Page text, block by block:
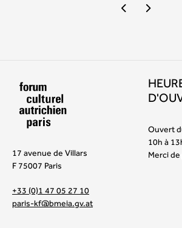
17 avenue de Villars
F 75007 Paris
+33 (0)1 47 05 27 10
paris-kf@bmeia.gv.at
Ouvert
10h à
Merci